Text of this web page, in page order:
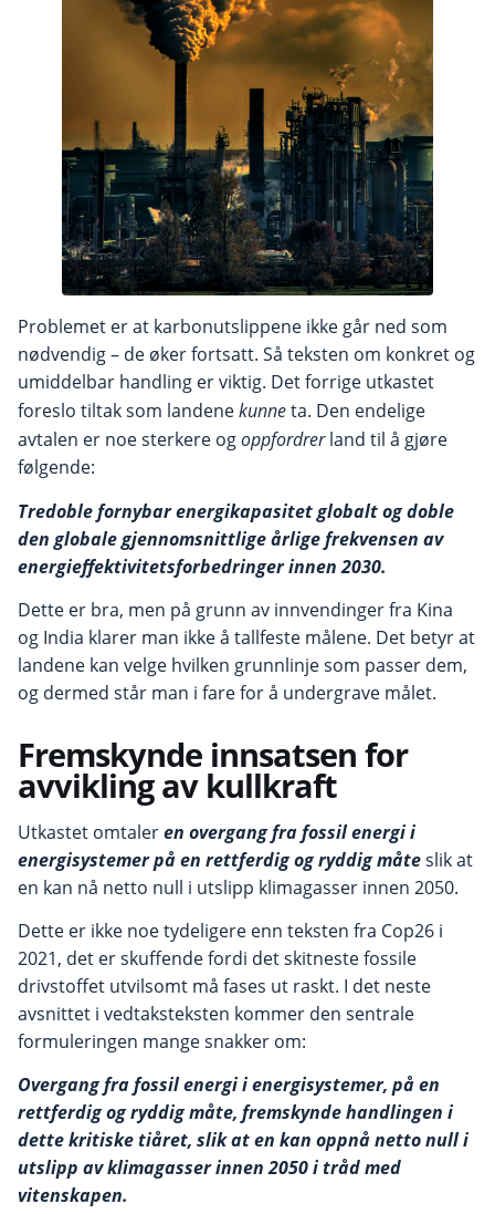
Problemet er at karbonutslippene ikke går ned som
nødvendig – de øker fortsatt. Så teksten om konkret og
umiddelbar handling er viktig. Det forrige utkastet
foreslo tiltak som landenekunneta. Den endelige
avtalen er noe sterkere ogoppfordrerland til å gjøre
følgende:
Tredoble fornybar energikapasitet globalt og doble
den globale gjennomsnittlige årlige frekvensen av
energieffektivitetsforbedringer innen 2030.
Dette er bra, men på grunn av innvendinger fra Kina
og India klarer man ikke å tallfeste målene. Det betyr at
landene kan velge hvilken grunnlinje som passer dem,
og dermed står man i fare for å undergrave målet.
Fremskynde innsatsen for
avvikling av kullkraft
Utkastet omtaleren overgang fra fossil energi i
energisystemer på en rettferdig og ryddig måteslik at
en kan nå netto null i utslipp klimagasser innen 2050.
Dette er ikke noe tydeligere enn teksten fra Cop26 i
2021, det er skuffende fordi det skitneste fossile
drivstoffet utvilsomt må fases ut raskt. I det neste
avsnittet i vedtaksteksten kommer den sentrale
formuleringen mange snakker om:
Overgang fra fossil energi i energisystemer, på en
rettferdig og ryddig måte, fremskynde handlingen i
dette kritiske tiåret, slik at en kan oppnå netto null i
utslipp av klimagasser innen 2050 i tråd med
vitenskapen.